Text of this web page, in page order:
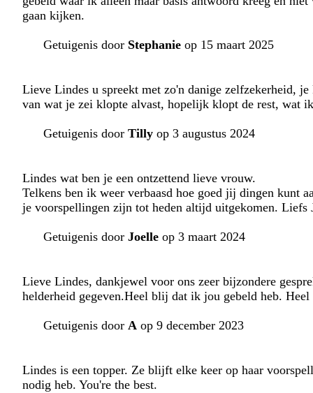
gaan kijken.
Getuigenis door Stephanie op 15 maart 2025
Lieve Lindes u spreekt met zo'n danige zelfzekerheid,
van wat je zei klopte alvast, hopelijk klopt de rest, wat
Getuigenis door Tilly op 3 augustus 2024
Lindes wat ben je een ontzettend lieve vrouw.
Telkens ben ik weer verbaasd hoe goed jij dingen kunt
je voorspellingen zijn tot heden altijd uitgekomen. Liefs
Getuigenis door Joelle op 3 maart 2024
Lieve Lindes, dankjewel voor ons zeer bijzondere
helderheid gegeven.Heel blij dat ik jou gebeld heb.
Getuigenis door A op 9 december 2023
Lindes is een topper. Ze blijft elke keer op haar
nodig heb. You're the best.